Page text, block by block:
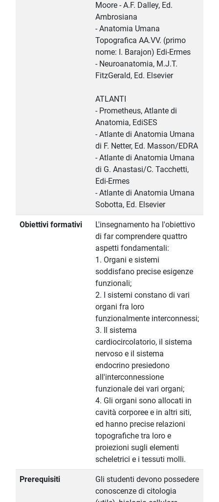
Moore - A.F. Dalley, Ed.
Ambrosiana
- Anatomia Umana
Topografica AA.VV. (primo
nome: I. Barajon) Edi-Ermes
- Neuroanatomia, M.J.T.
FitzGerald, Ed. Elsevier
ATLANTI
- Prometheus, Atlante di
Anatomia, EdiSES
- Atlante di Anatomia Umana
di F. Netter, Ed. Masson/EDRA
- Atlante di Anatomia Umana
di G. Anastasi/C. Tacchetti,
Edi-Ermes
- Atlante di Anatomia Umana
Sobotta, Ed. Elsevier
Obiettivi formativi
L'insegnamento ha l'obiettivo
di far comprendere quattro
aspetti fondamentali:
1. Organi e sistemi
soddisfano precise esigenze
funzionali;
2. I sistemi constano di vari
organi fra loro
funzionalmente interconnessi;
3. Il sistema
cardiocircolatorio, il sistema
nervoso e il sistema
endocrino presiedono
all'interconnessione
funzionale dei vari organi;
4. Gli organi sono allocati in
cavità corporee e in altri siti,
ed hanno precise relazioni
topografiche tra loro e
proiezioni sugli elementi
scheletrici e i tessuti molli.
Prerequisiti
Gli studenti devono possedere
conoscenze di citologia